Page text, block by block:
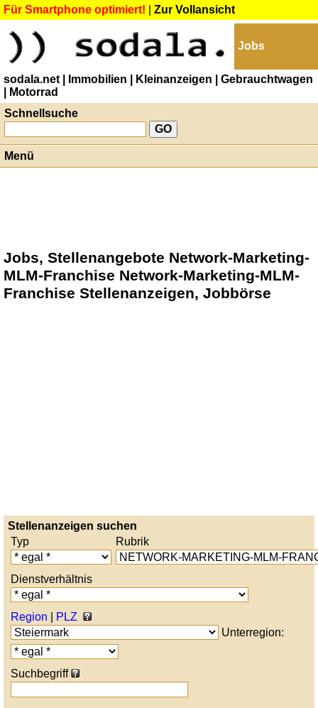
Für Smartphone optimiert! Zur Vollansicht
Jobs
sodala.net | Immobilien | Kleinanzeigen
| Gebrauchtwagen
| Motorrad
Schnellsuche
Menü
Jobs, Stellenangebote Network-Marketing-
MLM-Franchise Network-Marketing-MLM-
Franchise Stellenanzeigen, Jobbörse
Stellenanzeigen suchen
Typ
Rubrik
Dienstverhältnis
Region
PLZ
Unterregion:
Suchbegriff